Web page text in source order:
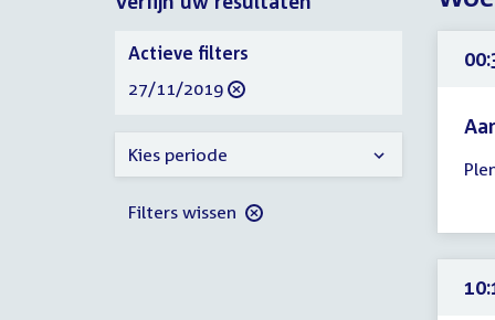
2019
2019
-
uur
Verfijn
uw
resultaten
Actieve filters
verwijder
27/11/2019
Kies periode
Filters wissen